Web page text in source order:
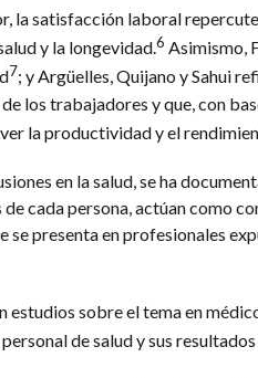
la satisfacción laboral
y la longevidad.6 Asimismo,
7; y Argüelles, Quijano y Sahui
los trabajadores y que, con
la productividad y el
en la salud, se ha
cada persona, actúan como
se presenta en profesionales
estudios sobre el tema en
de salud y sus